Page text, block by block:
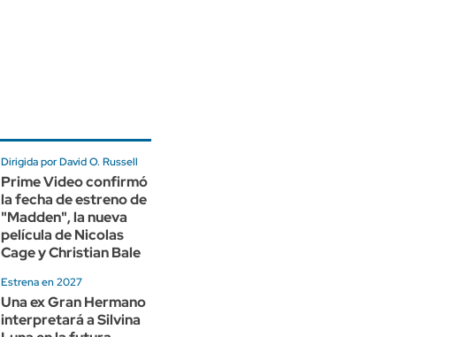
Dirigida por David O. Russell
Prime Video confirmó
la fecha de estreno de
"Madden", la nueva
película de Nicolas
Cage y Christian Bale
Estrena en 2027
Una ex Gran Hermano
interpretará a Silvina